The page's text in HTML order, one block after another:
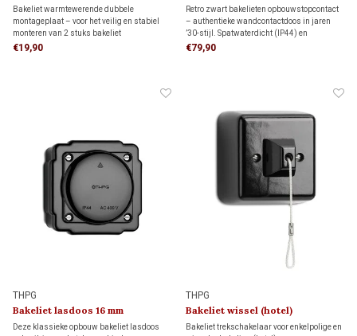
1930
Bakeliet warmtewerende dubbele
montageplaat – voor het veilig en stabiel
monteren van 2 stuks bakeliet
schakelmateriaal. Dankzij de bijgeleverde
€19,90
kindveilig) 1930
Retro zwart bakelieten opbouwstopcontact
– authentieke wandcontactdoos in jaren
’30-stijl. Spatwaterdicht (IP44) en
uitgevoerd met boveninvoer. Het onderblok
€79,90
THPG
Bakeliet lasdoos 16 mm
Deze klassieke opbouw bakeliet lasdoos
THPG
Bakeliet wissel (hotel)
trekschakelaar 1930
Bakeliet trekschakelaar voor enkelpolige en